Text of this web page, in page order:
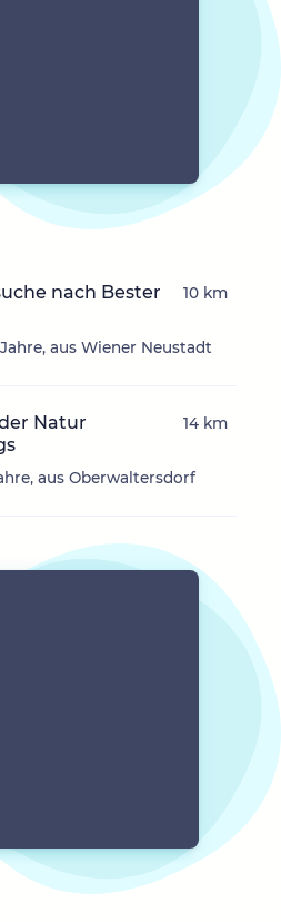
nach Bester
aus Wiener Neustadt
10 km
Natur
aus Oberwaltersdorf
14 km